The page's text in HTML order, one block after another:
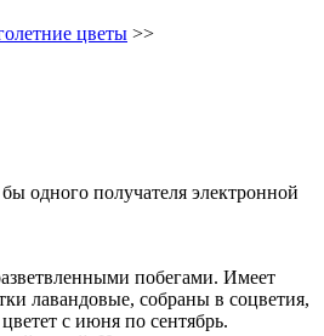
цветы >>
одного получателя электронной
побегами. Имеет
лавандовые, собраны в соцветия,
с июня по сентябрь.